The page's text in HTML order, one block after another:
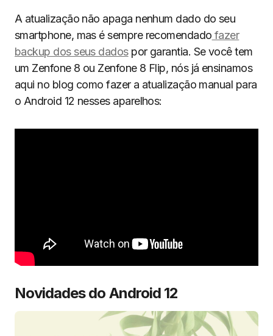
A atualização não apaga nenhum dado do seu
smartphone, mas é sempre recomendado fazer
backup dos seus dadospor garantia. Se você tem
um Zenfone 8 ou Zenfone 8 Flip, nós já ensinamos
aqui no blog como fazer a atualização manual para
o Android 12 nesses aparelhos:
Novidades do Android 12